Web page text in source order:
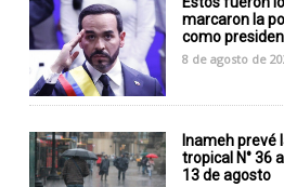
marcaron la
como
8 de agosto de
Inameh prevé
tropical N° 36
13 de agosto